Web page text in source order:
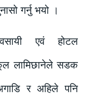
गर्नु भयो ।
एवं होटल
लामिछानेले सडक
र अहिले पनि